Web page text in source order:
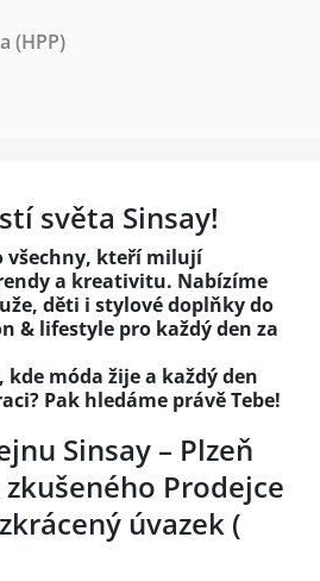
(HPP)
světa Sinsay!
všechny, kteří milují
a kreativitu. Nabízíme
děti i stylové doplňky do
& lifestyle pro každý den za
kde móda žije a každý den
Pak hledáme právě Tebe!
Sinsay – Plzeň
Prodejce
úvazek (